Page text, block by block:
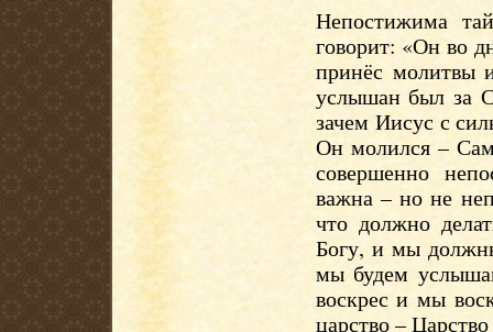
Непостижима
говорит: «Он во
принёс молитвы
услышан был за
зачем Иисус с
Он молился –
совершенно
важна – но не
что должно
Богу, и мы
мы будем
воскрес и мы
царство –